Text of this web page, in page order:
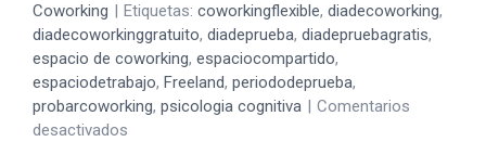
Coworking
Etiquetas: coworkingflexible, diadecoworking,
diadecoworkinggratuito, diadeprueba, diadepruebagratis,
espacio de coworking, espaciocompartido,
espaciodetrabajo, Freeland, periododeprueba,
probarcoworking, psicologia cognitiva
Comentarios
desactivados